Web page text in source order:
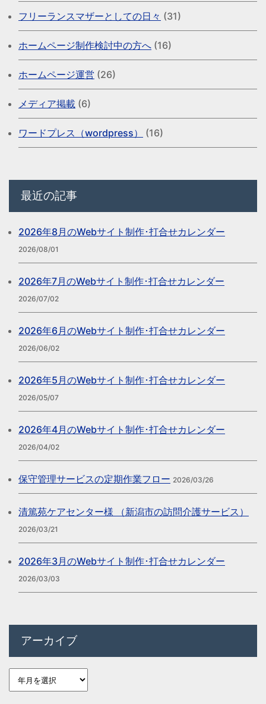
フリーランスマザーとしての日々 (31)
ホームページ制作検討中の方へ (16)
ホームページ運営 (26)
メディア掲載 (6)
ワードプレス（wordpress） (16)
最近の記事
2026年8月のWebサイト制作･打合せカレンダー
2026/08/01
2026年7月のWebサイト制作･打合せカレンダー
2026/07/02
2026年6月のWebサイト制作･打合せカレンダー
2026/06/02
2026年5月のWebサイト制作･打合せカレンダー
2026/05/07
2026年4月のWebサイト制作･打合せカレンダー
2026/04/02
保守管理サービスの定期作業フロー 2026/03/26
清篤苑ケアセンター様 （新潟市の訪問介護サービス）
2026/03/21
2026年3月のWebサイト制作･打合せカレンダー
2026/03/03
アーカイブ